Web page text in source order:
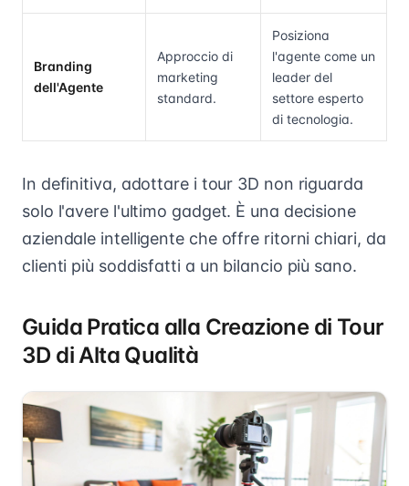
Branding
dell'Agente
Approccio di
marketing
standard.
Posiziona
l'agente come un
leader del
settore esperto
di tecnologia.
In definitiva, adottare i tour 3D non riguarda
solo l'avere l'ultimo gadget. È una decisione
aziendale intelligente che offre ritorni chiari, da
clienti più soddisfatti a un bilancio più sano.
Guida Pratica alla Creazione di Tour
3D di Alta Qualità